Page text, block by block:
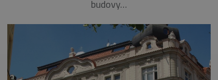
budovy…
.belstav.cz
Analytics - což je
významná
aktualizace
běžněji
používané
analytické
služby Google.
Tento soubor
.seznam.cz
ale pokud je
nalezen jako
soubor
relace, bude
použit jako
správu stavu
relace.